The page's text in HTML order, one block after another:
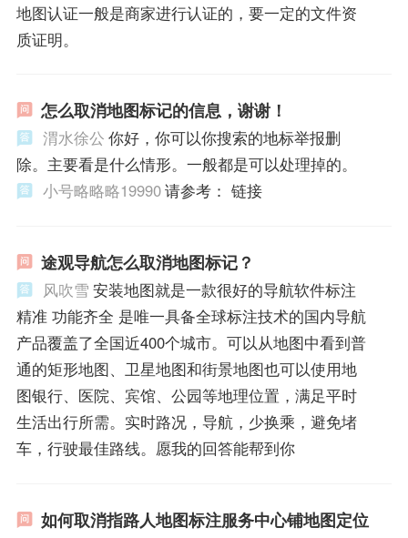
地图认证一般是商家进行认证的，要一定的文件资
质证明。
怎么取消地图标记的信息，谢谢！
渭水徐公 你好，你可以你搜索的地标举报删
除。主要看是什么情形。一般都是可以处理掉的。
小号略略略19990请参考： 链接
途观导航怎么取消地图标记？
风吹雪 安装地图就是一款很好的导航软件标注
精准 功能齐全 是唯一具备全球标注技术的国内导航
产品覆盖了全国近400个城市。可以从地图中看到普
通的矩形地图、卫星地图和街景地图也可以使用地
图银行、医院、宾馆、公园等地理位置，满足平时
生活出行所需。实时路况，导航，少换乘，避免堵
车，行驶最佳路线。愿我的回答能帮到你
如何取消指路人地图标注服务中心铺地图定位